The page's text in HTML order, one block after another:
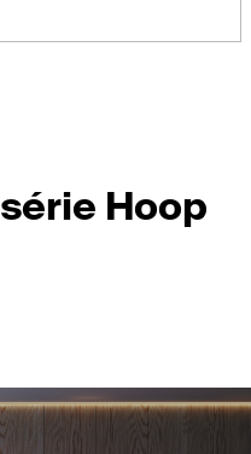
Hoop